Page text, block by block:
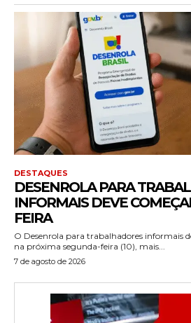
DESTAQUES
DESENROLA PARA
INFORMAIS DEVE
FEIRA
O Desenrola para trabalhadores informais
na próxima segunda-feira (10), mais...
7 de agosto de 2026